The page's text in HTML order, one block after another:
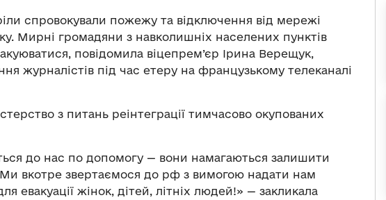
спровокували пожежу та відключення від мережі
Мирні громадяни з навколишніх населених пунктів
повідомила віцепрем’єр Ірина Верещук,
журналістів під час етеру на французькому телеканалі
з питань реінтеграції тимчасово окупованих
до нас по допомогу — вони намагаються залишити
вкотре звертаємося до рф з вимогою надати нам
евакуації жінок, дітей, літніх людей!» — закликала